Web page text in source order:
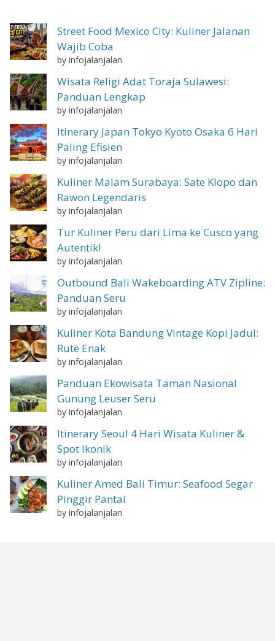
Street Food Mexico City: Kuliner Jalanan
Wajib Coba
by infojalanjalan
Wisata Religi Adat Toraja Sulawesi:
Panduan Lengkap
by infojalanjalan
Itinerary Japan Tokyo Kyoto Osaka 6 Hari
Paling Efisien
by infojalanjalan
Kuliner Malam Surabaya: Sate Klopo dan
Rawon Legendaris
by infojalanjalan
Tur Kuliner Peru dari Lima ke Cusco yang
Autentik!
by infojalanjalan
Outbound Bali Wakeboarding ATV Zipline:
Panduan Seru
by infojalanjalan
Kuliner Kota Bandung Vintage Kopi Jadul:
Rute Enak
by infojalanjalan
Panduan Ekowisata Taman Nasional
Gunung Leuser Seru
by infojalanjalan
Itinerary Seoul 4 Hari Wisata Kuliner &
Spot Ikonik
by infojalanjalan
Kuliner Amed Bali Timur: Seafood Segar
Pinggir Pantai
by infojalanjalan